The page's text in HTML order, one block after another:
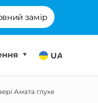
замір
UA
Амата глухе